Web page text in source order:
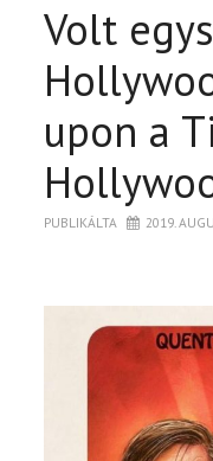
Volt
upon a
PUBLIKÁLTA 2019.